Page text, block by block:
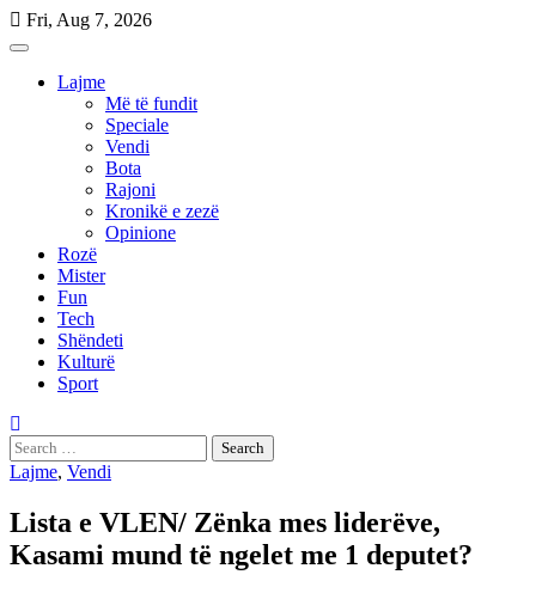
Skip
to
Fri, Aug 7, 2026
Lajme
Më të fundit
Speciale
Vendi
Bota
Rajoni
Kronikë e zezë
Opinione
Rozë
Mister
Fun
Tech
Shëndeti
Kulturë
Sport
Search
for:
Lajme, Vendi
Lista e VLEN/ Zënka mes liderëve,
Kasami mund të ngelet me 1 deputet?